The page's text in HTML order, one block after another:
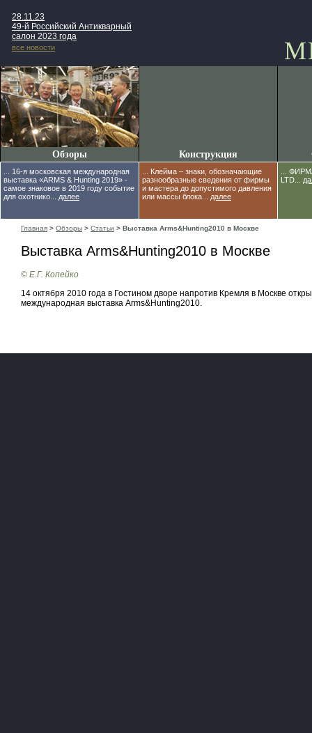
28.11.23
49-й Российский Антикварный
салон 2023 года
все новости
Обзоры
... 16-я московская международная
выставка «ARMS & Hunting 2019» -
самое знаковое в 2019 году событие
для охотнико... далее
Конструкция
... Клейма – знаки, обозначающие
разнообразные сведения от фирмы
и мастера до допустимого давления
или массы блока... далее
...
LTD...
Главная > Обзоры > Статьи > Выставка Arms&Hunting2010 в Москве
Выставка Arms&Hunting2010 в Москве
© Е.Г. Копейко
14 октября 2010 года в Гостином дворе напротив Кремля в Москве
международная выставка Arms&Hunting2010.